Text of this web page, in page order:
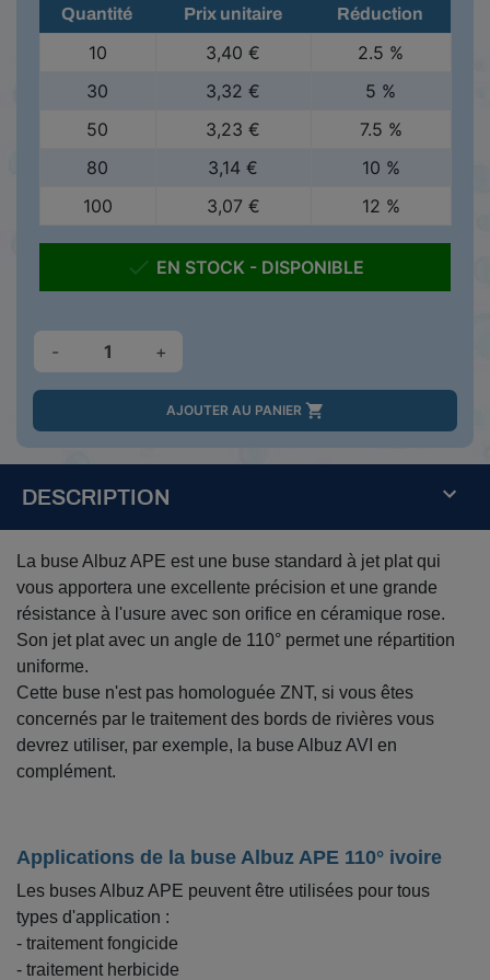
Quantité Prix unitaire Réduction
10 3,40 €
2.5 %
30
3,32 €
5 %
50
3,23 €
7.5 %
80
3,14 €
10 %
100
3,07 € 12 %
 EN STOCK - DISPONIBLE
- +
AJOUTER AU PANIER 
DESCRIPTION
La buse Albuz APE est une buse standard à jet plat qui
vous apportera une excellente précision et une grande
résistance à l'usure avec son orifice en céramique rose.
Son jet plat avec un angle de 110° permet une répartition
uniforme.
Cette buse n'est pas homologuée ZNT, si vous êtes
concernés par le traitement des bords de rivières vous
devrez utiliser, par exemple, la buse Albuz AVI en
complément.
Applications de la buse Albuz APE 110° ivoire
Les buses Albuz APE peuvent être utilisées pour tous
types d'application :
- traitement fongicide
- traitement herbicide